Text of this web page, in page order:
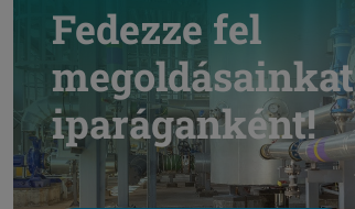
Fedezze fel
megoldásainkat
iparáganként!